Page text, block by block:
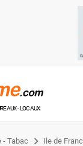
- LOCAUX
- Tabac Ile de